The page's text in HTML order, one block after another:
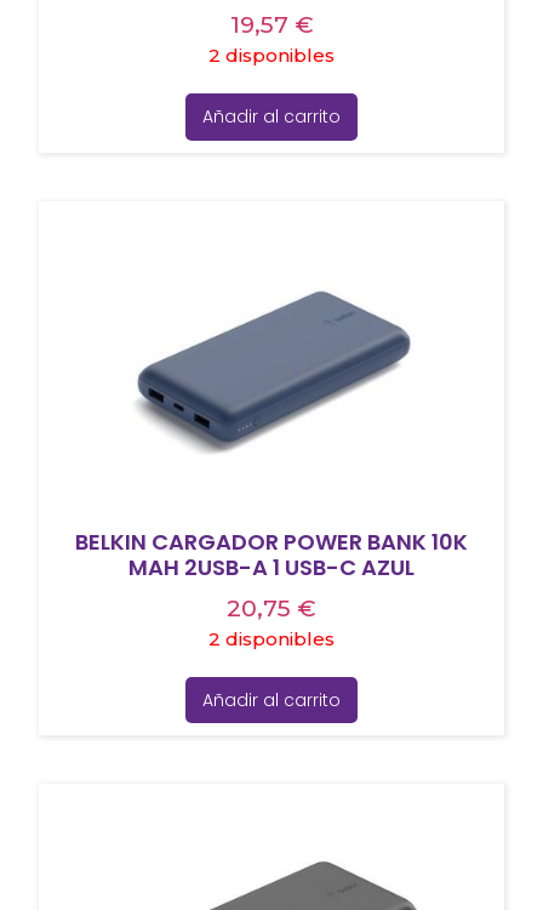
19,57 €
2 disponibles
Añadir al carrito
BELKIN CARGADOR POWER BANK 10K
MAH 2USB-A 1 USB-C AZUL
20,75 €
2 disponibles
Añadir al carrito